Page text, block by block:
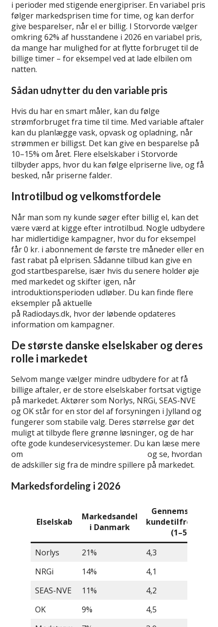
i perioder med stigende energipriser. En variabel pris
følger markedsprisen time for time, og kan derfor
give besparelser, når el er billig. I Storvorde vælger
omkring 62% af husstandene i 2026 en variabel pris,
da mange har mulighed for at flytte forbruget til de
billige timer – for eksempel ved at lade elbilen om
natten.
Sådan udnytter du den variable pris
Hvis du har en smart måler, kan du følge
strømforbruget fra time til time. Med variable aftaler
kan du planlægge vask, opvask og opladning, når
strømmen er billigst. Det kan give en besparelse på
10–15% om året. Flere elselskaber i Storvorde
tilbyder apps, hvor du kan følge elpriserne live, og få
besked, når priserne falder.
Introtilbud og velkomstfordele
Når man som ny kunde søger efter billig el, kan det
være værd at kigge efter introtilbud. Nogle udbydere
har midlertidige kampagner, hvor du for eksempel
får 0 kr. i abonnement de første tre måneder eller en
fast rabat på elprisen. Sådanne tilbud kan give en
god startbesparelse, især hvis du senere holder øje
med markedet og skifter igen, når
introduktionsperioden udløber. Du kan finde flere
eksempler på aktuelle
på Radiodays.dk, hvor der løbende opdateres
information om kampagner.
De største danske elselskaber og deres
rolle i markedet
Selvom mange vælger mindre udbydere for at få
billige aftaler, er de store elselskaber fortsat vigtige
på markedet. Aktører som Norlys, NRGi, SEAS-NVE
og OK står for en stor del af forsyningen i Jylland og
fungerer som stabile valg. Deres størrelse gør det
muligt at tilbyde flere grønne løsninger, og de har
ofte gode kundeservicesystemer. Du kan læse mere
om
og se, hvordan
de adskiller sig fra de mindre spillere på markedet.
Markedsfordeling i 2026
Elselskab
Markedsandel
i Danmark
Gennemsnitlig
kundetilfredshed
(1–5)
Norlys
21%
4,3
NRGi
14%
4,1
SEAS-NVE
11%
4,2
OK
9%
4,5